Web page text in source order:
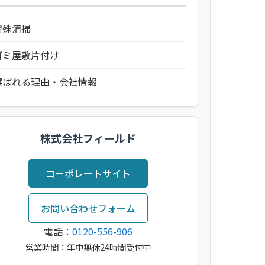
殊清掃
屋敷片付け
ばれる理由・会社情報
株式会社フィールド
コーポレートサイト
お問い合わせフォーム
電話： 0120-556-906
営業時間：年中無休24時間受付中